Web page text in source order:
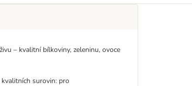
– kvalitní bílkoviny, zeleninu, ovoce
surovin: pro